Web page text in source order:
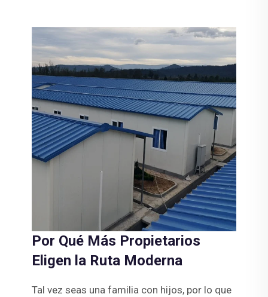
Por Qué Más Propietarios
Eligen la Ruta Moderna
Tal vez seas una familia con hijos, por lo que